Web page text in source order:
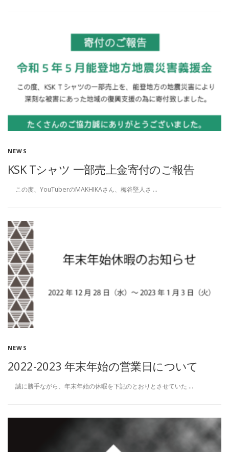
NEWS
KSK Tシャツ 一部売上金寄付のご報告
この度、YouTuberのMAKHIKAさん、梅谷堅人さ …
NEWS
2022-2023 年末年始の営業日について
誠に勝手ながら、年末年始の休暇を下記のとおりとさせていた …